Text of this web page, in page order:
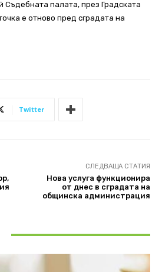
Съдебната палата, през Градската
е отново пред сградата на
Twitter
СЛЕДВАЩА СТАТИЯ
Нова услуга функционира
от днес в сградата на
общинска администрация